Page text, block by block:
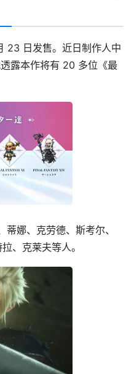
23 日发售。近日制作人中
露本作将有 20 多位《最
娜、克劳德、斯考尔、
、克莱夫等人。